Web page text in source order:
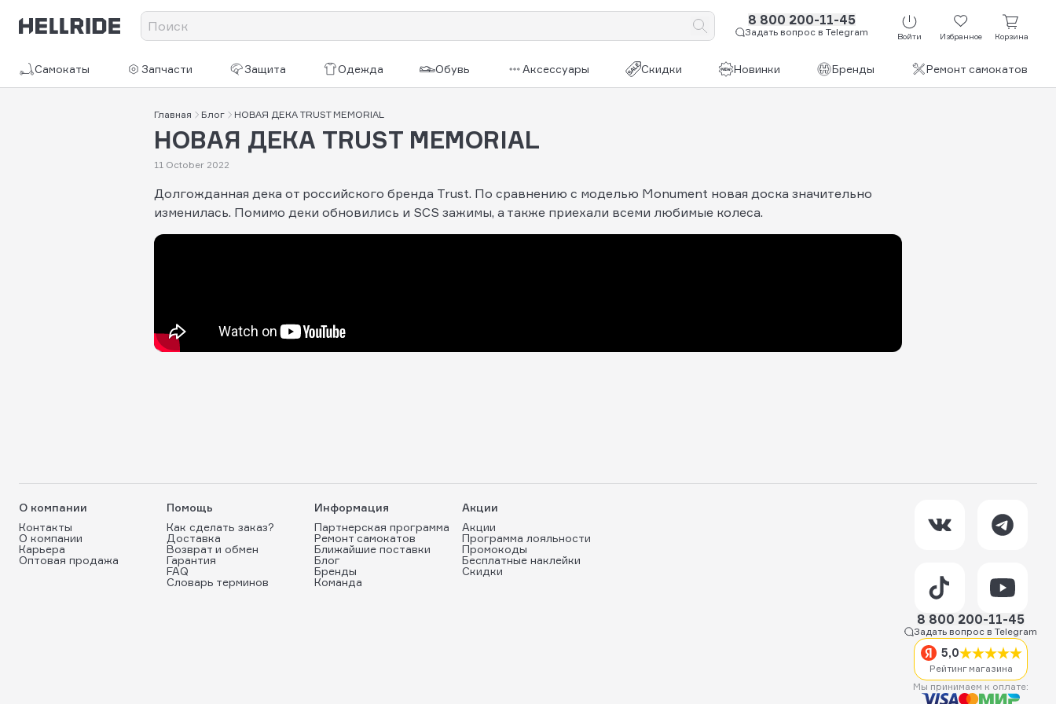
8 800 200-11-45
Задать вопрос в Telegram Войти Избранное Корзина
Самокаты Запчасти Защита Одежда Обувь Аксессуары Скидки Новинки Бренды Ремонт самокатов
Главная Блог НОВАЯ ДЕКА TRUST MEMORIAL
НОВАЯ ДЕКА TRUST MEMORIAL
11 October 2022
Долгожданная дека от российского бренда Trust. По сравнению с моделью Monument новая доска значительно
изменилась. Помимо деки обновились и SCS зажимы, а также приехали всеми любимые колеса.
О компании
Контакты
О компании
Карьера
Оптовая продажа
Помощь
Как сделать заказ?
Доставка
Возврат и обмен
Гарантия
FAQ
Словарь терминов
Информация
Партнерская программа
Ремонт самокатов
Ближайшие поставки
Блог
Бренды
Команда
Акции
Акции
Программа лояльности
Промокоды
Бесплатные наклейки
Скидки
8 800 200-11-45
Задать вопрос в Telegram
5,0
Рейтинг магазина
Мы принимаем к оплате: